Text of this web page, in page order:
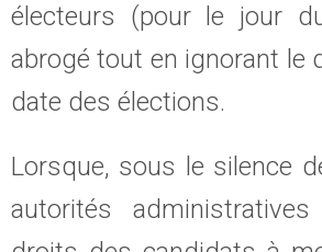
électeurs (pour le jour
abrogé tout en ignorant le
date des élections.
Lorsque, sous le silence
autorités